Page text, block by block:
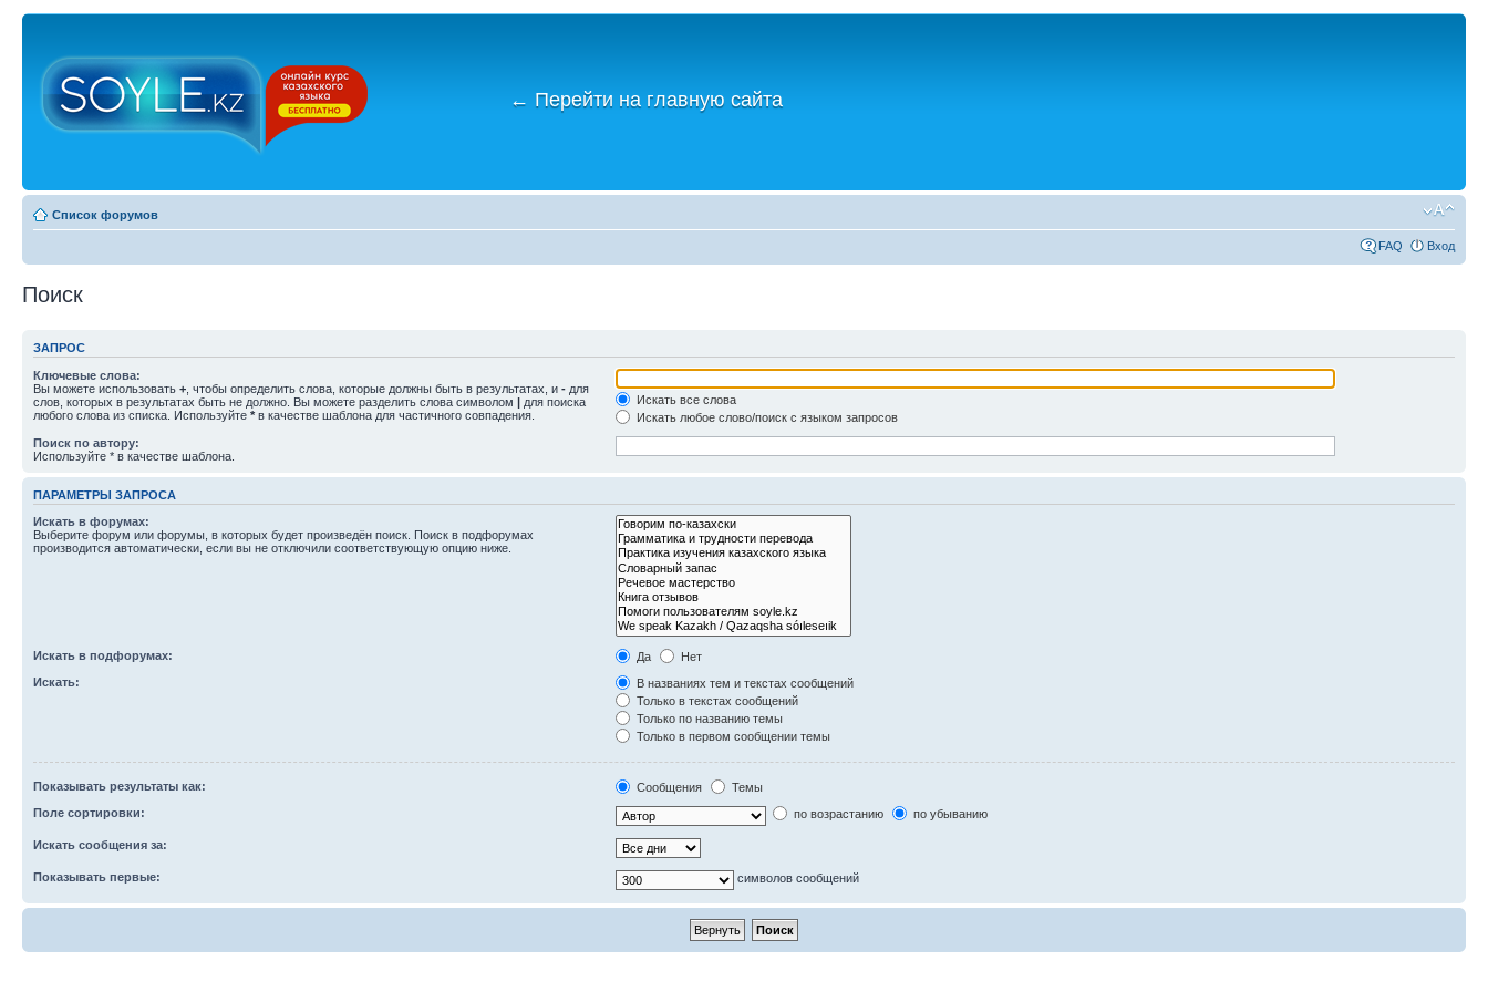
← Перейти на главную сайта
Список форумов
FAQ Вход
Поиск
ЗАПРОС
Ключевые слова:
Вы можете использовать + , чтобы определить слова, которые должны быть в результатах, и - для
слов, которых в результатах быть не должно. Вы можете разделить слова символом | для поиска
любого слова из списка. Используйте * в качестве шаблона для частичного совпадения.
Искать все слова
Искать любое слово/поиск с языком запросов
Поиск по автору:
Используйте * в качестве шаблона.
ПАРАМЕТРЫ ЗАПРОСА
Искать в форумах:
Выберите форум или форумы, в которых будет произведён поиск. Поиск в подфорумах
производится автоматически, если вы не отключили соответствующую опцию ниже.
Искать в подфорумах: Да
Нет
Искать:
В названиях тем и текстах сообщений
Только в текстах сообщений
Только по названию темы
Только в первом сообщении темы
Показывать результаты как: Сообщения
Темы
Поле сортировки:
по возрастанию по убыванию
Искать сообщения за:
Показывать первые: символов сообщений